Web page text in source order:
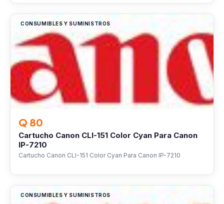
CONSUMIBLES Y SUMINISTROS
Q 80
Cartucho Canon CLI-151 Color Cyan Para Canon
IP-7210
Cartucho Canon CLI-151 Color Cyan Para Canon IP-7210
CONSUMIBLES Y SUMINISTROS